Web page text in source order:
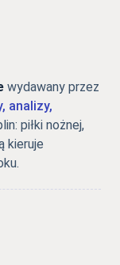
wydawany przez
analizy,
piłki nożnej,
kieruje